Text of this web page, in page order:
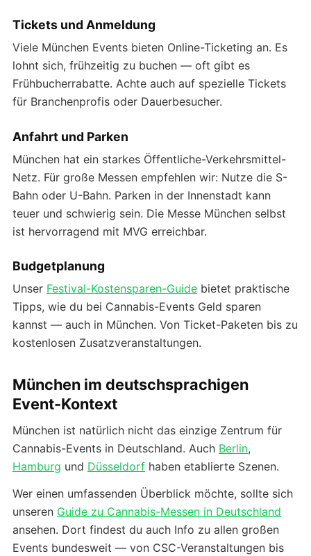
Tickets und Anmeldung
Viele München Events bieten Online-Ticketing an. Es
lohnt sich, frühzeitig zu buchen — oft gibt es
Frühbucherrabatte. Achte auch auf spezielle Tickets
für Branchenprofis oder Dauerbesucher.
Anfahrt und Parken
München hat ein starkes Öffentliche-Verkehrsmittel-
Netz. Für große Messen empfehlen wir: Nutze die S-
Bahn oder U-Bahn. Parken in der Innenstadt kann
teuer und schwierig sein. Die Messe München selbst
ist hervorragend mit MVG erreichbar.
Budgetplanung
Unser Festival-Kostensparen-Guide bietet praktische
Tipps, wie du bei Cannabis-Events Geld sparen
kannst — auch in München. Von Ticket-Paketen bis zu
kostenlosen Zusatzveranstaltungen.
München im deutschsprachigen
Event-Kontext
München ist natürlich nicht das einzige Zentrum für
Cannabis-Events in Deutschland. Auch Berlin,
Hamburg und Düsseldorf haben etablierte Szenen.
Wer einen umfassenden Überblick möchte, sollte sich
unseren Guide zu Cannabis-Messen in Deutschland
ansehen. Dort findest du auch Info zu allen großen
Events bundesweit — von CSC-Veranstaltungen bis